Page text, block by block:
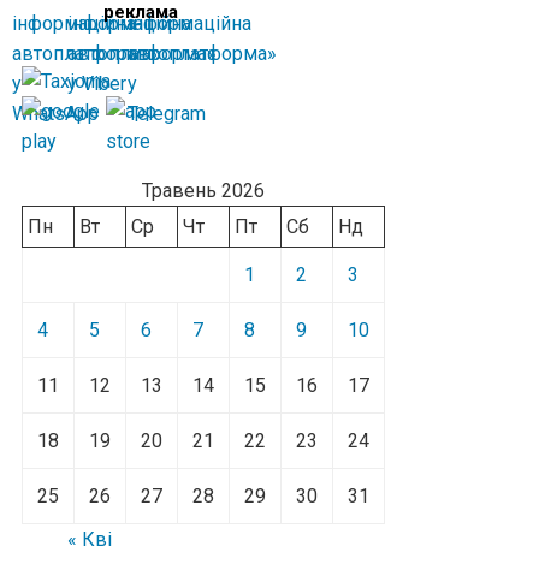
реклама
Травень 2026
Пн
Вт Ср Чт Пт Сб Нд
1 2 3
4 5 6 7 8 9 10
11 12 13 14 15 16 17
18 19 20 21 22 23 24
25 26 27 28 29 30
31
« Кві